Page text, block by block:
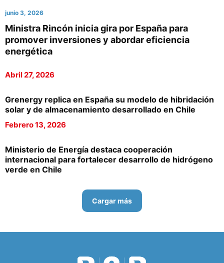
junio 3, 2026
Ministra Rincón inicia gira por España para
promover inversiones y abordar eficiencia
energética
Abril 27, 2026
Grenergy replica en España su modelo de hibridación
solar y de almacenamiento desarrollado en Chile
Febrero 13, 2026
Ministerio de Energía destaca cooperación
internacional para fortalecer desarrollo de hidrógeno
verde en Chile
Cargar más